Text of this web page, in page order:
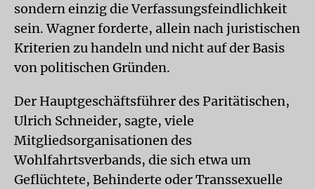
sondern einzig die Verfassungsfeindlichkeit
sein. Wagner forderte, allein nach juristischen
Kriterien zu handeln und nicht auf der Basis
von politischen Gründen.
Der Hauptgeschäftsführer des Paritätischen,
Ulrich Schneider, sagte, viele
Mitgliedsorganisationen des
Wohlfahrtsverbands, die sich etwa um
Geflüchtete, Behinderte oder Transsexuelle